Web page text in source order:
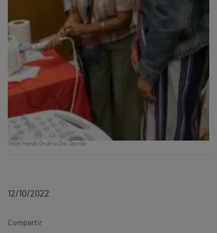
Taller Hands On de la Dra. Darriba
12/10/2022
Compartir